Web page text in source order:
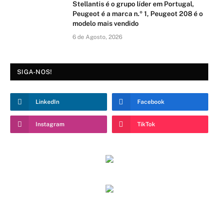
Stellantis é o grupo líder em Portugal,
Peugeot é a marca n.º 1, Peugeot 208 é o
modelo mais vendido
6 de Agosto, 2026
SIGA-NOS!
LinkedIn Facebook
Instagram TikTok